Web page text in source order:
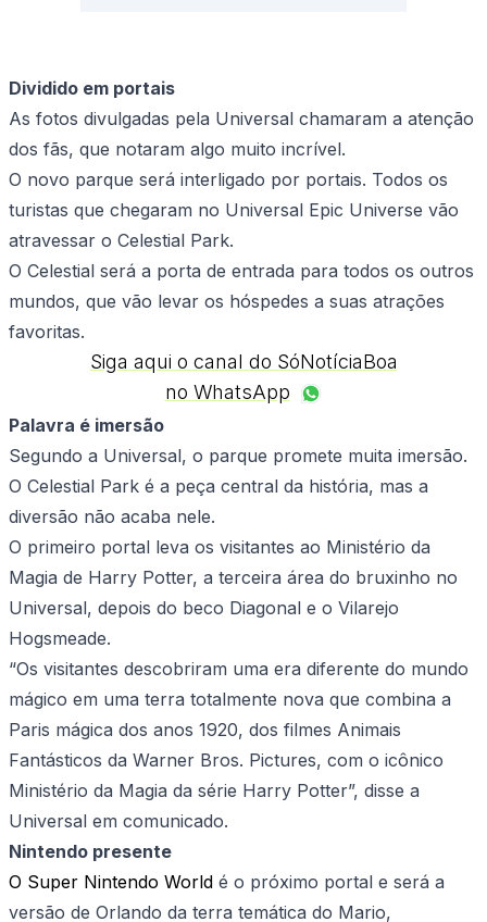
Dividido em portais
As fotos divulgadas pela Universal chamaram a atenção
dos fãs, que notaram algo muito incrível.
O novo parque será interligado por portais. Todos os
turistas que chegaram no Universal Epic Universe vão
atravessar o Celestial Park.
O Celestial será a porta de entrada para todos os outros
mundos, que vão levar os hóspedes a suas atrações
favoritas.
Siga aqui o canal do SóNotíciaBoa
no WhatsApp
Palavra é imersão
Segundo a Universal, o parque promete muita imersão.
O Celestial Park é a peça central da história, mas a
diversão não acaba nele.
O primeiro portal leva os visitantes ao Ministério da
Magia de Harry Potter, a terceira área do bruxinho no
Universal, depois do beco Diagonal e o Vilarejo
Hogsmeade.
“Os visitantes descobriram uma era diferente do mundo
mágico em uma terra totalmente nova que combina a
Paris mágica dos anos 1920, dos filmes Animais
Fantásticos da Warner Bros. Pictures, com o icônico
Ministério da Magia da série Harry Potter”, disse a
Universal em comunicado.
Nintendo presente
O Super Nintendo World é o próximo portal e será a
versão de Orlando da terra temática do Mario,